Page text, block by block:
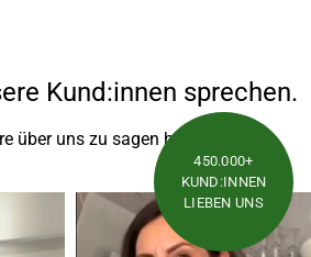
Kund:innen sprechen.
über uns zu sagen haben
450.000+
KUND:INNEN
LIEBEN UNS